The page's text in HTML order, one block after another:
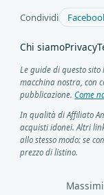
Condividi
Chi siamoPrivacy
Le guide di questo
macchina nostra, con
pubblicazione.Come
In qualità di Affiliato
acquisti idonei. Altri
allo stesso modo: se
prezzo di listino.